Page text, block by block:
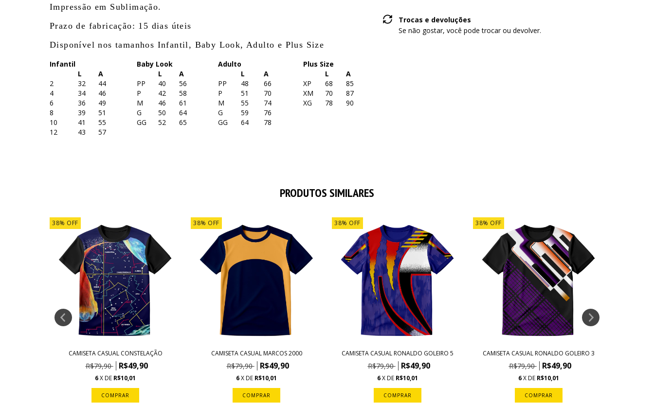
Impressão em Sublimação.
Prazo de fabricação: 15 dias úteis
Disponível nos tamanhos Infantil, Baby Look, Adulto e Plus Size
Infantil Baby Look Adulto
Plus Size
L
A L A L A L
A
2
32 44 PP 40 56 PP 48 66 XP 68
85
4
34 46 P 42 58 P 51 70 XM 70
87
6
36 49 M 46 61 M 55 74 XG 78
90
8
39 51 G 50 64 G 59
76
10
41 55 GG 52 65 GG 64
78
12
43 57
Trocas e devoluções
Se não gostar, você pode trocar ou devolver.
PRODUTOS SIMILARES
38% OFF
CAMISETA CASUAL CONSTELAÇÃO
R$79,90 R$49,90
6X DE R$10,01
COMPRAR
38% OFF
CAMISETA CASUAL MARCOS 2000
R$79,90 R$49,90
6X DE R$10,01
COMPRAR
38% OFF
CAMISETA CASUAL RONALDO GOLEIRO 5
R$79,90 R$49,90
6X DE R$10,01
COMPRAR
38% OFF
CAMISETA CASUAL RONALDO GOLEIRO 3
R$79,90 R$49,90
6X DE R$10,01
COMPRAR